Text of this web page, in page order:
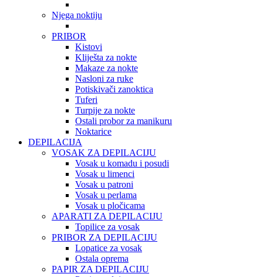
Njega noktiju
PRIBOR
Kistovi
Kliješta za nokte
Makaze za nokte
Nasloni za ruke
Potiskivači zanoktica
Tuferi
Turpije za nokte
Ostali probor za manikuru
Noktarice
DEPILACIJA
VOSAK ZA DEPILACIJU
Vosak u komadu i posudi
Vosak u limenci
Vosak u patroni
Vosak u perlama
Vosak u pločicama
APARATI ZA DEPILACIJU
Topilice za vosak
PRIBOR ZA DEPILACIJU
Lopatice za vosak
Ostala oprema
PAPIR ZA DEPILACIJU